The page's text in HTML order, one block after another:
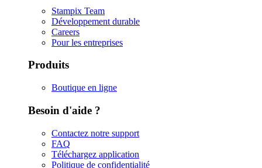
Stampix Team
Développement durable
Careers
Pour les entreprises
Produits
Boutique en ligne
Besoin d'aide ?
Contactez notre support
FAQ
Téléchargez application
Politique de confidentialité